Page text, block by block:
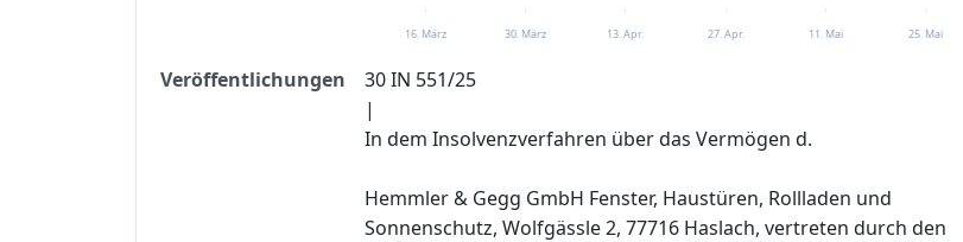
16. März 30. März 13. Apr. 27. Apr. 11. Mai 25. Mai
Veröffentlichungen
30 IN 551/25
|
In dem Insolvenzverfahren über das Vermögen d.
Hemmler & Gegg GmbH Fenster, Haustüren, Rollladen und
Sonnenschutz, Wolfgässle 2, 77716 Haslach, vertreten durch den